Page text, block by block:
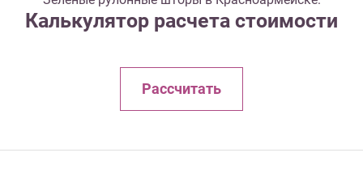
Калькулятор расчета стоимости
Рассчитать